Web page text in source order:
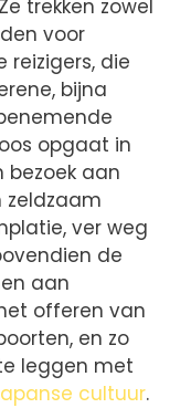
trekken zowel
voor
reizigers, die
bijna
opgaat in
bezoek aan
zeldzaam
ver weg
de
aan
offeren van
en zo
leggen met
cultuur.